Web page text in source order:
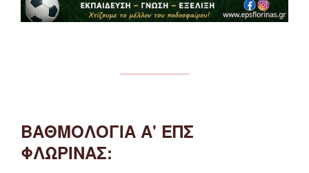
ΒΑΘΜΟΛΟΓΙΑ Α' ΕΠΣ
ΦΛΩΡΙΝΑΣ: